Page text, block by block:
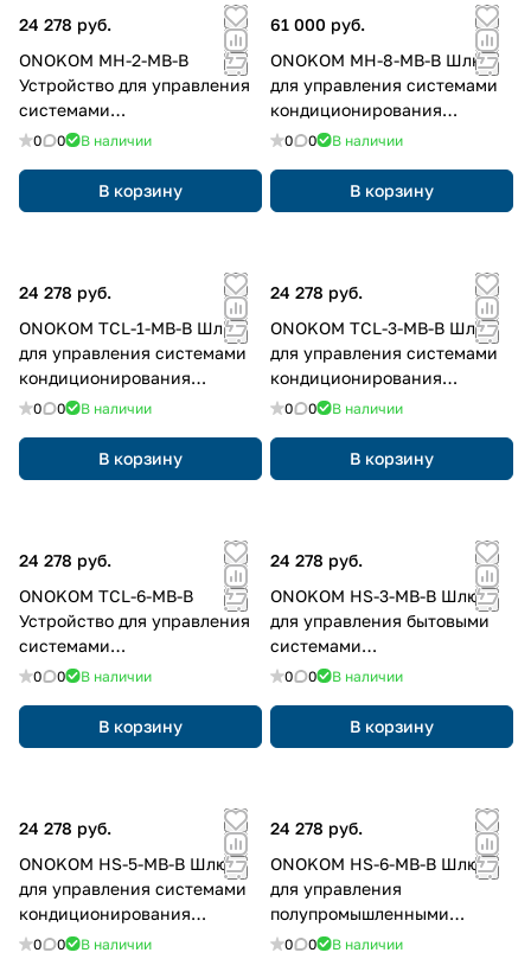
24 278 руб.
ONOKOM MH-2-MB-B
Устройство для управления
системами
кондиционирования
RTU протоколу
0 0 В наличии
В корзину
61 000 руб.
ONOKOM MH-8-MB-B Шлюз
для управления системами
кондиционирования
Mitsubishi Heavy(разъем
протоколу. Кондиционеры
2001 - 2014 годов выпуска
0 0 В наличии
В корзину
24 278 руб.
ONOKOM TCL-1-MB-B Шлюз
для управления системами
кондиционирования
TCL(разъем CN16) по ModBus
0 0 В наличии
В корзину
24 278 руб.
ONOKOM TCL-3-MB-B Шлюз
для управления системами
кондиционирования
TCL(разъем CN13) по ModBus
0 0 В наличии
В корзину
24 278 руб.
ONOKOM TCL-6-MB-B
Устройство для управления
системами
кондиционирования TCL по
0 0 В наличии
В корзину
24 278 руб.
ONOKOM HS-3-MB-B Шлюз
для управления бытовыми
системами
кондиционирования
ModBus RTU протоколу
0 0 В наличии
В корзину
24 278 руб.
ONOKOM HS-5-MB-B Шлюз
для управления системами
кондиционирования
HISENSE(разъем A B) по
0 0 В наличии
24 278 руб.
ONOKOM HS-6-MB-B Шлюз
для управления
полупромышленными
системами
0 0 В наличии